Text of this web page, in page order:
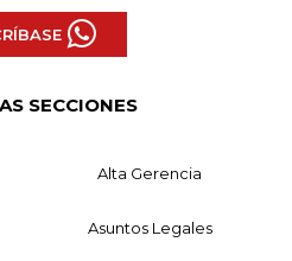
SECCIONES
Alta Gerencia
Asuntos Legales